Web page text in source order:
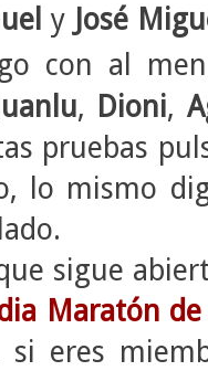
y José
con al
Juanlu, Dioni,
pruebas
lo mismo
sigue
Maratón
si eres